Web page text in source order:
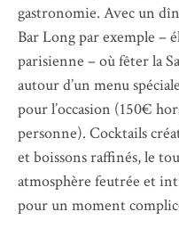
gastronomie. Avec un
Bar Long par exemple –
parisienne – où fêter la
autour d’un menu
pour l’occasion (150€
personne). Cocktails
et boissons raffinés, le
atmosphère feutrée et
pour un moment